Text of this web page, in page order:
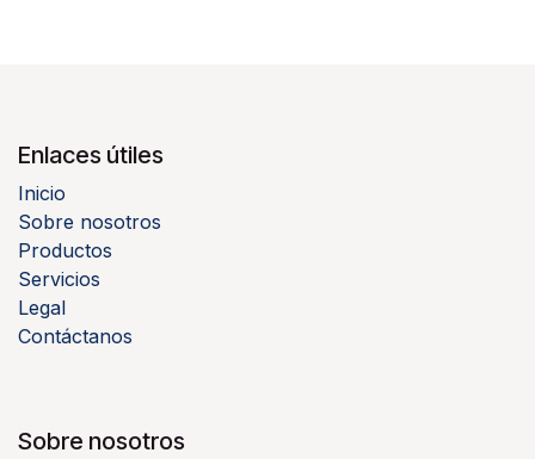
Enlaces útiles
Inicio
Sobre nosotros
Productos
Servicios
Legal
Contáctanos
Sobre nosotros